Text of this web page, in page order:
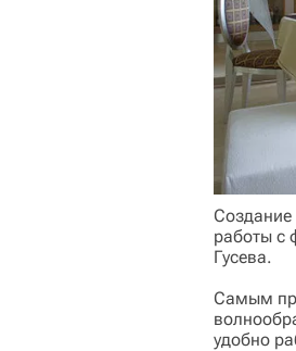
Создание
работы с
Гусева.
Самым
удобно